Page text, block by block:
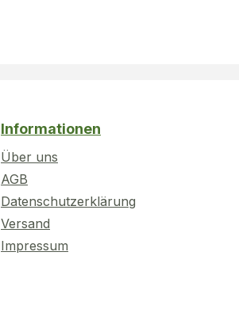
Informationen
Über uns
AGB
Datenschutzerklärung
Versand
Impressum